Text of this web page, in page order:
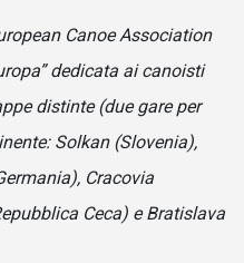
Canoe Association
dedicata ai canoisti
distinte (due gare per
Solkan (Slovenia),
Cracovia
Ceca) e Bratislava